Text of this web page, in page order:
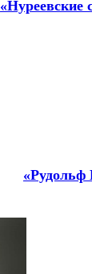
«Нуреевские
«Рудольф